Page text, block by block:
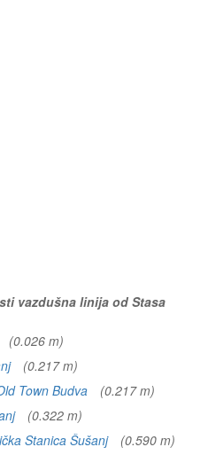
vazdušna linija od Stasa
(0.026 m)
(0.217 m)
Town Budva
(0.217 m)
(0.322 m)
Stanica Šušanj
(0.590 m)